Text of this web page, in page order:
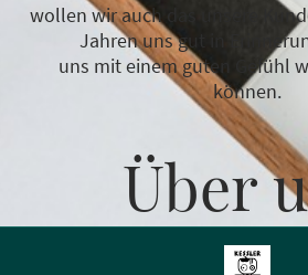
wollen wir auch das unsere
Jahren uns gut in
uns mit einem guten Gefühl
können.
Über